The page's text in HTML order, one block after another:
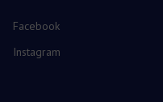
Facebook
Instagram